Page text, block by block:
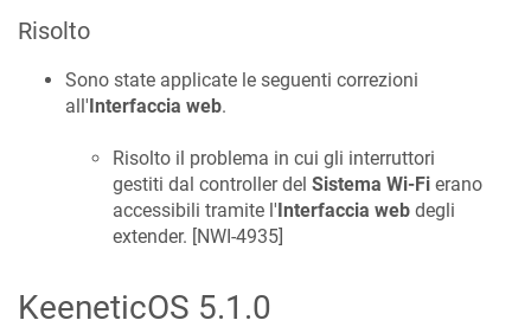
Risolto
Sono state applicate le seguenti correzioni
all'Interfaccia web.
Risolto il problema in cui gli interruttori
gestiti dal controller del Sistema Wi-Fi erano
accessibili tramite l' Interfaccia web degli
extender. [NWI-4935]
KeeneticOS 5.1.0